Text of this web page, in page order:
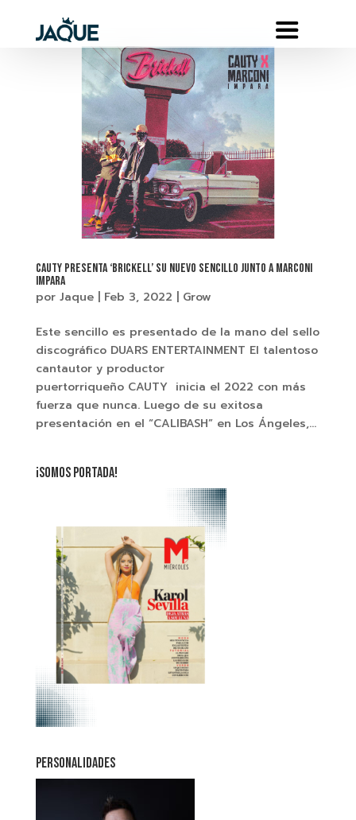
CAUTY PRESENTA ‘BRICKELL’ SU NUEVO SENCILLO JUNTO A MARCONI
IMPARA
por Jaque| Feb 3, 2022 Grow
Este sencillo es presentado de la mano del sello
discográfico DUARS ENTERTAINMENT El talentoso
cantautor y productor
puertorriqueño CAUTY inicia el 2022 con más
fuerza que nunca. Luego de su exitosa
presentación en el “CALIBASH” en Los Ángeles,...
¡SOMOS PORTADA!
PERSONALIDADES